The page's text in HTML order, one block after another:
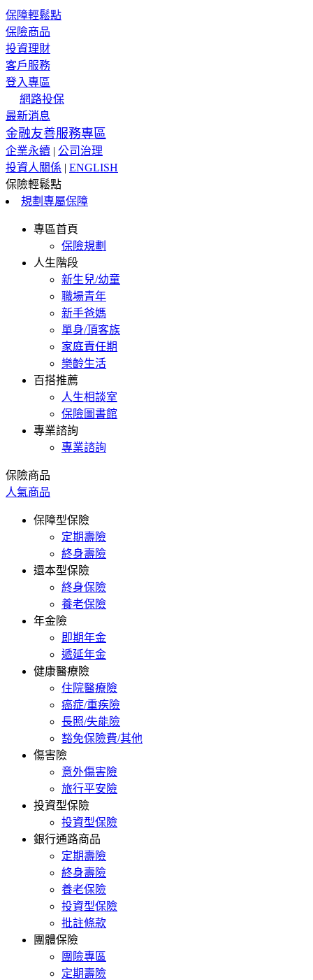
保障輕鬆點
保險商品
投資理財
客戶服務
登入專區
網路投保
最新消息
金融友善服務專區
企業永續 | 公司治理
投資人關係 | ENGLISH
保險輕鬆點
規劃專屬保障
專區首頁
保險規劃
人生階段
新生兒/幼童
職場青年
新手爸媽
單身/頂客族
家庭責任期
樂齡生活
百搭推薦
人生相談室
保險圖書館
專業諮詢
專業諮詢
保險商品
人氣商品
保障型保險
定期壽險
終身壽險
還本型保險
終身保險
養老保險
年金險
即期年金
遞延年金
健康醫療險
住院醫療險
癌症/重疾險
長照/失能險
豁免保險費/其他
傷害險
意外傷害險
旅行平安險
投資型保險
投資型保險
銀行通路商品
定期壽險
終身壽險
養老保險
投資型保險
批註條款
團體保險
團險專區
定期壽險